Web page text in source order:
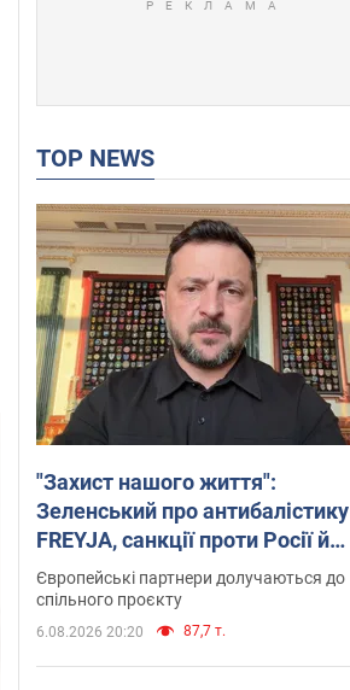
TOP NEWS
"Захист нашого життя":
Зеленський про антибалістику
FREYJA, санкції проти Росії й
підтримку аграріїв. Відео
Європейські партнери долучаються до
спільного проєкту
6.08.2026 20:20 87,7 т.